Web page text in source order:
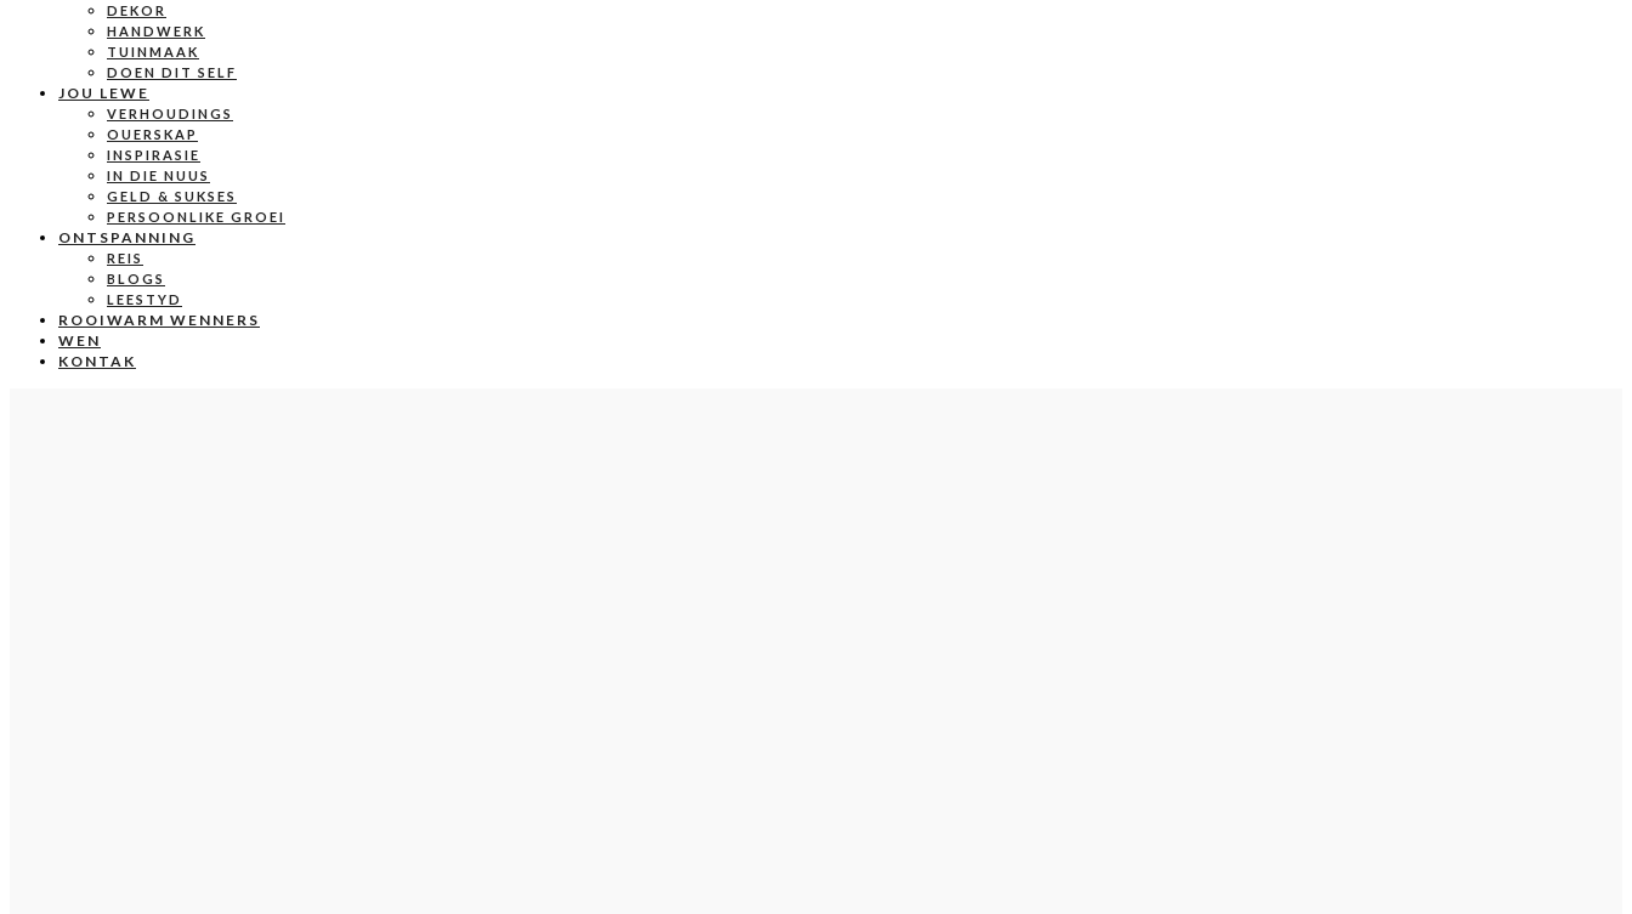
DEKOR
HANDWERK
TUINMAAK
DOEN DIT SELF
JOU LEWE
VERHOUDINGS
OUERSKAP
INSPIRASIE
IN DIE NUUS
GELD & SUKSES
PERSOONLIKE GROEI
ONTSPANNING
REIS
BLOGS
LEESTYD
ROOIWARM WENNERS
WEN
KONTAK